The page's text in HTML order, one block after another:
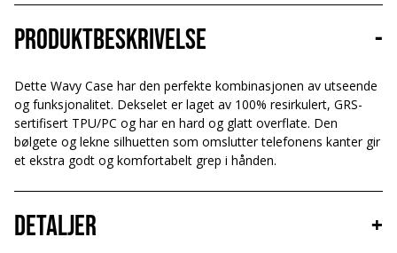
Produktbeskrivelse -
Dette Wavy Case har den perfekte kombinasjonen av utseende
og funksjonalitet. Dekselet er laget av 100% resirkulert, GRS-
sertifisert TPU/PC og har en hard og glatt overflate. Den
bølgete og lekne silhuetten som omslutter telefonens kanter gir
et ekstra godt og komfortabelt grep i hånden.
Detaljer +